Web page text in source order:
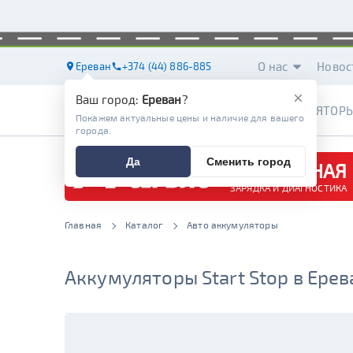
Ереван +374 (44) 886-885 О нас
БЕСПЛАТНАЯ
ЗАРЯДКА И ДИАГНОСТИКА
Главная Каталог Авто аккумуляторы
Аккумуляторы Start Stop в
×
Ваш город: Ереван?
Покажем актуальные цены и наличие для вашего
города.
Да Сменить город